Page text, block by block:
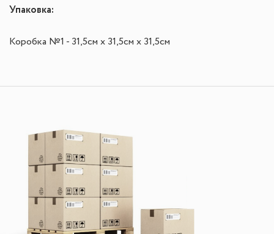
Упаковка:
Коробка №1 - 31,5см х 31,5см х 31,5см